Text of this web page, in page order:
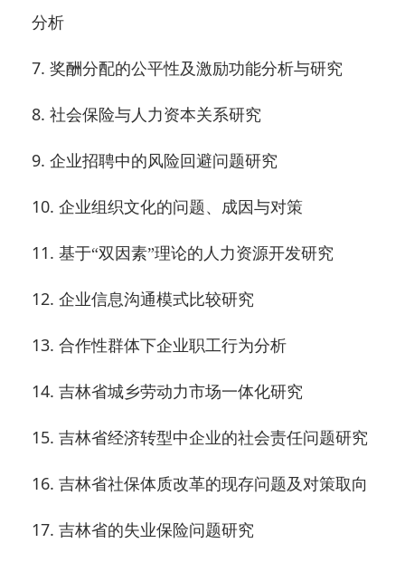
分析
7. 奖酬分配的公平性及激励功能分析与研究
8. 社会保险与人力资本关系研究
9. 企业招聘中的风险回避问题研究
10. 企业组织文化的问题、成因与对策
11. 基于“双因素”理论的人力资源开发研究
12. 企业信息沟通模式比较研究
13. 合作性群体下企业职工行为分析
14. 吉林省城乡劳动力市场一体化研究
15. 吉林省经济转型中企业的社会责任问题研究
16. 吉林省社保体质改革的现存问题及对策取向
17. 吉林省的失业保险问题研究